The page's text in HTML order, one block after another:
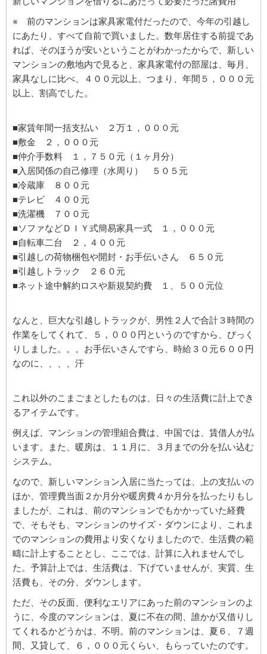
※ 前のマンションは家具家電付だったので、今年の引越し
にあたり、すべて自前で買いました。数年居住する前提であ
れば、そのほうが安いということがわかったからで、新しい
マンションの敷地内で見ると、家具家電付の部屋は、毎月、
家具なしに比べ、４００元以上、つまり、年間５，０００元
以上、割高でした。
■家賃年間一括支払い ２万１，０００元
■敷金 ２，０００元
■仲介手数料 １，７５０元（１ヶ月分）
■入居関係の自己修理（水周り） ５０５元
■冷蔵庫 ８００元
■テレビ ４００元
■洗濯機 ７００元
■ソファなどＤＩＹ式簡易家具一式 １，０００元
■自転車二台 ２，４００元
■引越しの荷物梱包や開封・お手伝いさん ６５０元
■引越しトラック ２６０元
■ネット途中解約ロスや新規契約費 １、５００元位
なんと、巨大な引越しトラックが、男性２人で合計３時間の
作業をしてくれて、５，０００円というのですから、びっく
りしました。。。お手伝いさんですら、時給３０元６００円
なのに、、、、汗
これ以外のこまごまとしたものは、日々の生活費に計上でき
るアイテムです。
例えば、マンションの管理組合費は、中国では、賃借人が払
います。また、暖房は、１１月に、３月までの分を払い込む
システム。
なので、新しいマンション入居に当たっては、上の支払いの
ほか、管理費当面２か月分や暖房費４か月分を払ったりもし
ましたが、これは、前のマンションでもかかっていた経費
で、そもそも、マンションのサイズ・ダウンにより、これま
でのマンションの費用より安くなりましたので、生活費の範
疇に計上することとし、ここでは、計算に入れませんでし
た。予算計上では、生活費は、下げていませんが、実質、生
活費も、その分、ダウンします。
ただ、その反面、便利なエリアにあった前のマンションのよ
うに、今度のマンションは、夏に不在の間、誰かが又借りし
てくれるかどうかは、不明。前のマンションは、夏６、７週
間、又貸して、６，０００元くらい、もらっていたのです。